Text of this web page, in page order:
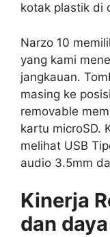
kotak plastik di
Narzo 10
yang kami
jangkauan.
masing ke
removable
kartu microSD.
melihat USB
audio 3.5mm
Kinerja
dan